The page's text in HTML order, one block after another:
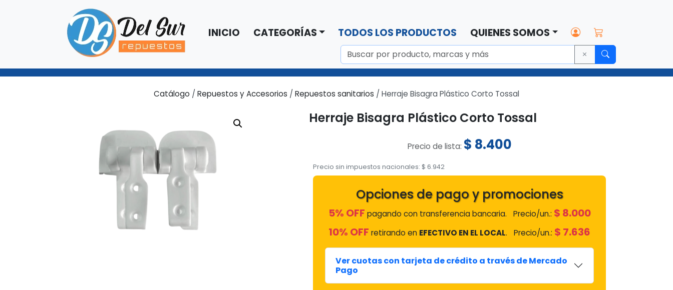
INICIO CATEGORÍAS TODOS LOS PRODUCTOS QUIENES SOMOS
Catálogo / Repuestos y Accesorios / Repuestos sanitarios / Herraje Bisagra Plástico Corto Tossal
Herraje Bisagra Plástico Corto Tossal
Precio de lista: $ 8.400
Precio sin impuestos nacionales:$ 6.942
Opciones de pago y promociones
5% OFF pagando con transferencia bancaria. Precio/un.: $ 8.000
10% OFF retirando en EFECTIVO EN EL LOCAL. Precio/un.: $ 7.636
Ver cuotas con tarjeta de crédito a través de Mercado
Pago